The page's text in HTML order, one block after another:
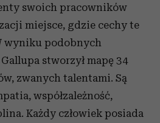
swoich pracowników
miejsce, gdzie cechy te
wyniku podobnych
stworzył mapę 34
zwanych talentami. Są
współzależność,
Każdy człowiek posiada